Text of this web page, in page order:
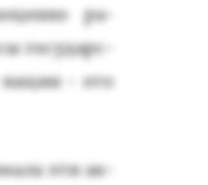
ра­
го­сударс­
- это
эти ак­